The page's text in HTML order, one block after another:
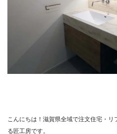
こんにちは！滋賀県全域で注文住宅・
る匠工房です。